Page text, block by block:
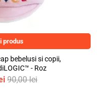
produs
bebelusi si copii,
- Roz
90,00lei